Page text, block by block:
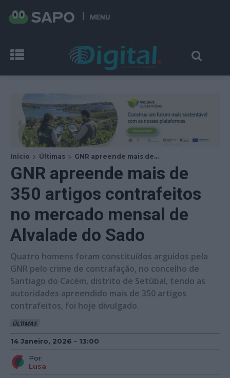
MENU
Início Últimas GNR apreende mais de...
GNR apreende mais de
350 artigos contrafeitos
no mercado mensal de
Alvalade do Sado
Quatro homens foram constituídos arguidos pela
GNR pelo crime de contrafação, no concelho de
Santiago do Cacém, distrito de Setúbal, tendo as
autoridades apreendido mais de 350 artigos
contrafeitos, foi hoje divulgado.
ÚLTIMAS
14 Janeiro, 2026 - 13:00
Por:
Lusa